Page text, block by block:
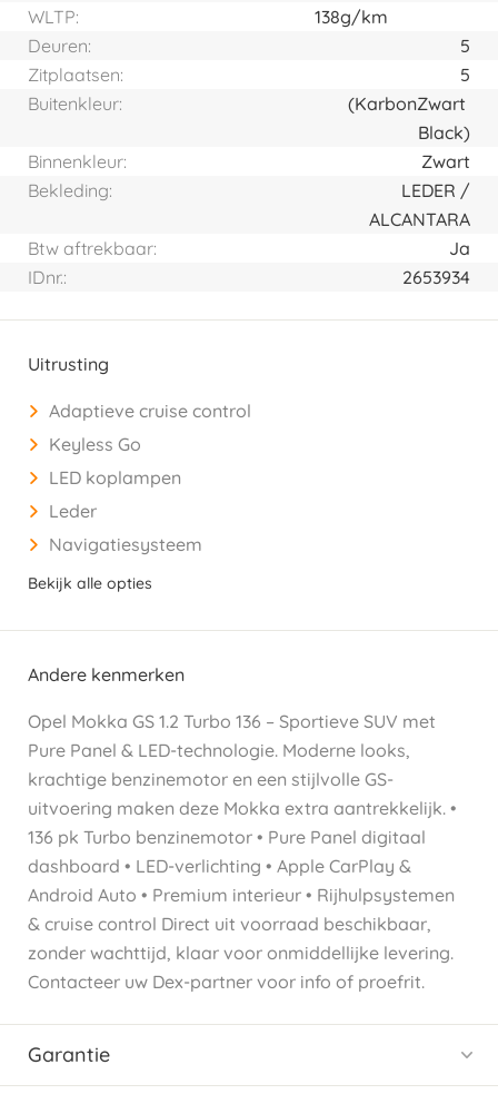
WLTP:
138g/km
Deuren:
5
Zitplaatsen:
5
Buitenkleur:
Zwart
(Karbon
Black)
Binnenkleur:
Zwart
Bekleding:
LEDER /
ALCANTARA
Btw aftrekbaar:
Ja
IDnr.:
2653934
Uitrusting
Adaptieve cruise control
Keyless Go
LED koplampen
Leder
Navigatiesysteem
Bekijk alle opties
Andere kenmerken
Opel Mokka GS 1.2 Turbo 136 – Sportieve SUV met
Pure Panel & LED-technologie. Moderne looks,
krachtige benzinemotor en een stijlvolle GS-
uitvoering maken deze Mokka extra aantrekkelijk. •
136 pk Turbo benzinemotor • Pure Panel digitaal
dashboard • LED-verlichting • Apple CarPlay &
Android Auto • Premium interieur • Rijhulpsystemen
& cruise control Direct uit voorraad beschikbaar,
zonder wachttijd, klaar voor onmiddellijke levering.
Contacteer uw Dex-partner voor info of proefrit.
Garantie